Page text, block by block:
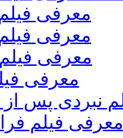
معرفی
معرفی
معرفی
معرفی
نبردی پس از
معرفی فیلم